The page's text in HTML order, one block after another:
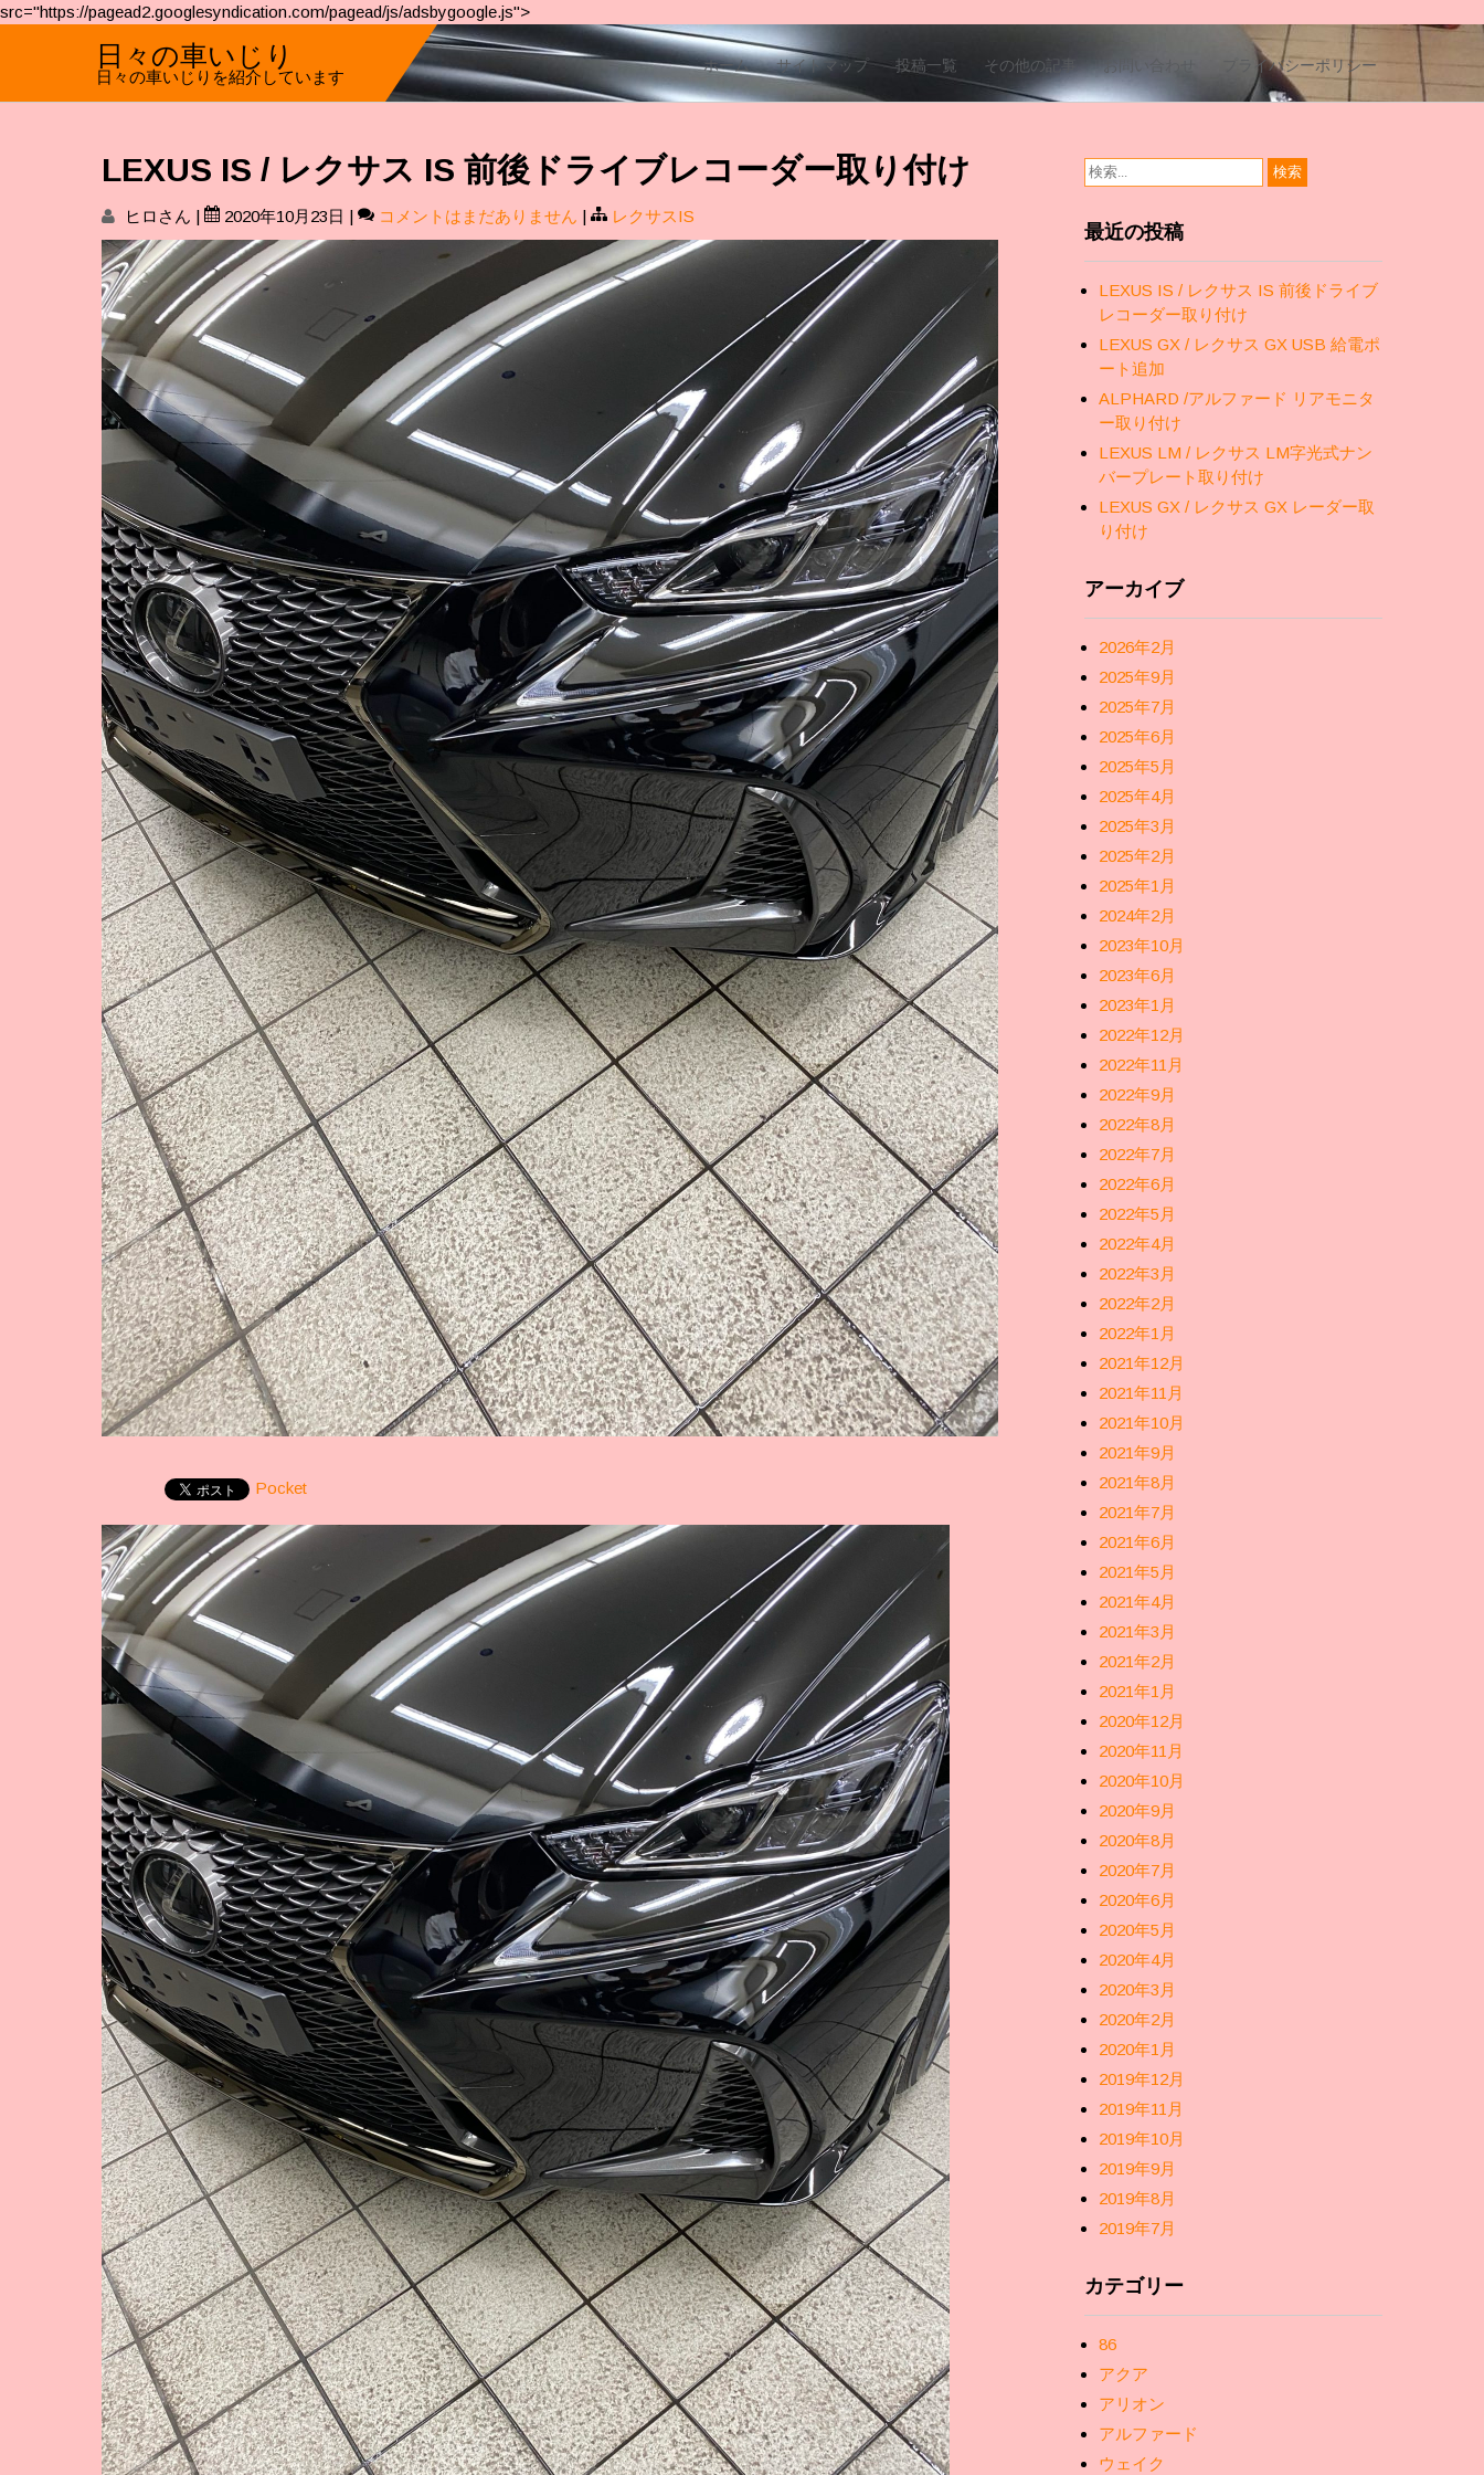
src="https://pagead2.googlesyndication.com/pagead/js/adsbygoogle.js">
日々の車いじり
日々の車いじりを紹介しています
ホーム サイトマップ 投稿一覧 その他の記事 お問い合わせ プライバシーポリシー
LEXUS IS / レクサス IS 前後ドライブレコーダー取り付け
ヒロさん | 2020年10月23日 | コメントはまだありません | レクサスIS
Pocket
最近の投稿
LEXUS IS / レクサス IS 前後ドライブ
レコーダー取り付け
LEXUS GX / レクサス GX USB 給電ポ
ート追加
ALPHARD /アルファード リアモニタ
ー取り付け
LEXUS LM / レクサス LM字光式ナン
バープレート取り付け
LEXUS GX / レクサス GX レーダー取
り付け
アーカイブ
2026年2月
2025年9月
2025年7月
2025年6月
2025年5月
2025年4月
2025年3月
2025年2月
2025年1月
2024年2月
2023年10月
2023年6月
2023年1月
2022年12月
2022年11月
2022年9月
2022年8月
2022年7月
2022年6月
2022年5月
2022年4月
2022年3月
2022年2月
2022年1月
2021年12月
2021年11月
2021年10月
2021年9月
2021年8月
2021年7月
2021年6月
2021年5月
2021年4月
2021年3月
2021年2月
2021年1月
2020年12月
2020年11月
2020年10月
2020年9月
2020年8月
2020年7月
2020年6月
2020年5月
2020年4月
2020年3月
2020年2月
2020年1月
2019年12月
2019年11月
2019年10月
2019年9月
2019年8月
2019年7月
カテゴリー
86
アクア
アリオン
アルファード
ウェイク